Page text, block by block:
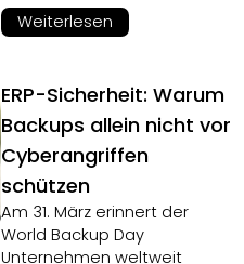
Weiterlesen
ERP-Sicherheit: Warum
Backups allein nicht vor
Cyberangriffen
schützen
Am 31. März erinnert der
World Backup Day
Unternehmen weltweit